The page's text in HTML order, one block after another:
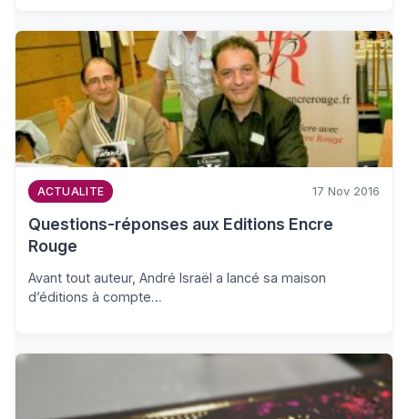
ACTUALITE 17 Nov 2016
Questions-réponses aux Editions Encre
Rouge
Avant tout auteur, André Israël a lancé sa maison
d’éditions à compte…